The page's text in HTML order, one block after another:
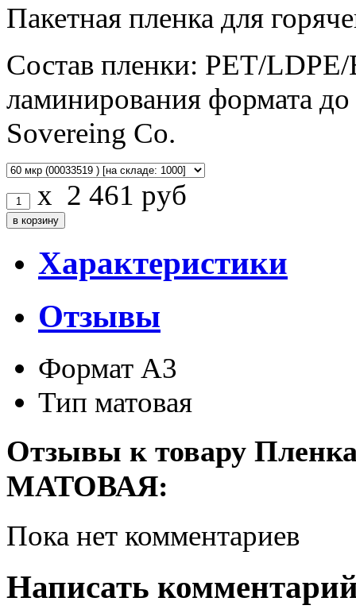
Пакетная пленка для
Состав пленки: РЕТ/
ламинирования формата
Sovereing Co.
x 2 461 руб
Характеристики
Отзывы
Формат А3
Тип матовая
Отзывы к товару
МАТОВАЯ:
Пока нет комментариев
Написать